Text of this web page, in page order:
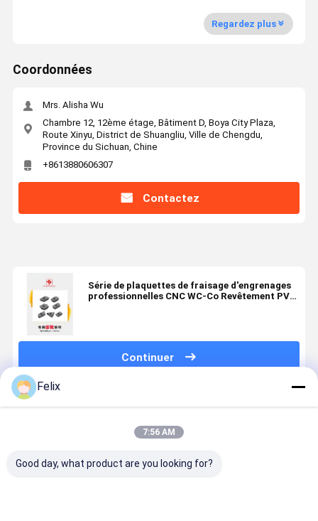
Regardez plus
Coordonnées
Mrs. Alisha Wu
Chambre 12, 12ème étage, Bâtiment D, Boya City Plaza,
Route Xinyu, District de Shuangliu, Ville de Chengdu,
Province du Sichuan, Chine
+8613880606307
Contactez
Série de plaquettes de fraisage d'engrenages
professionnelles CNC WC-Co Revêtement PVD
Continuer
Produits Recommandés
Felix
7:56 AM
Good day, what product are you looking for?